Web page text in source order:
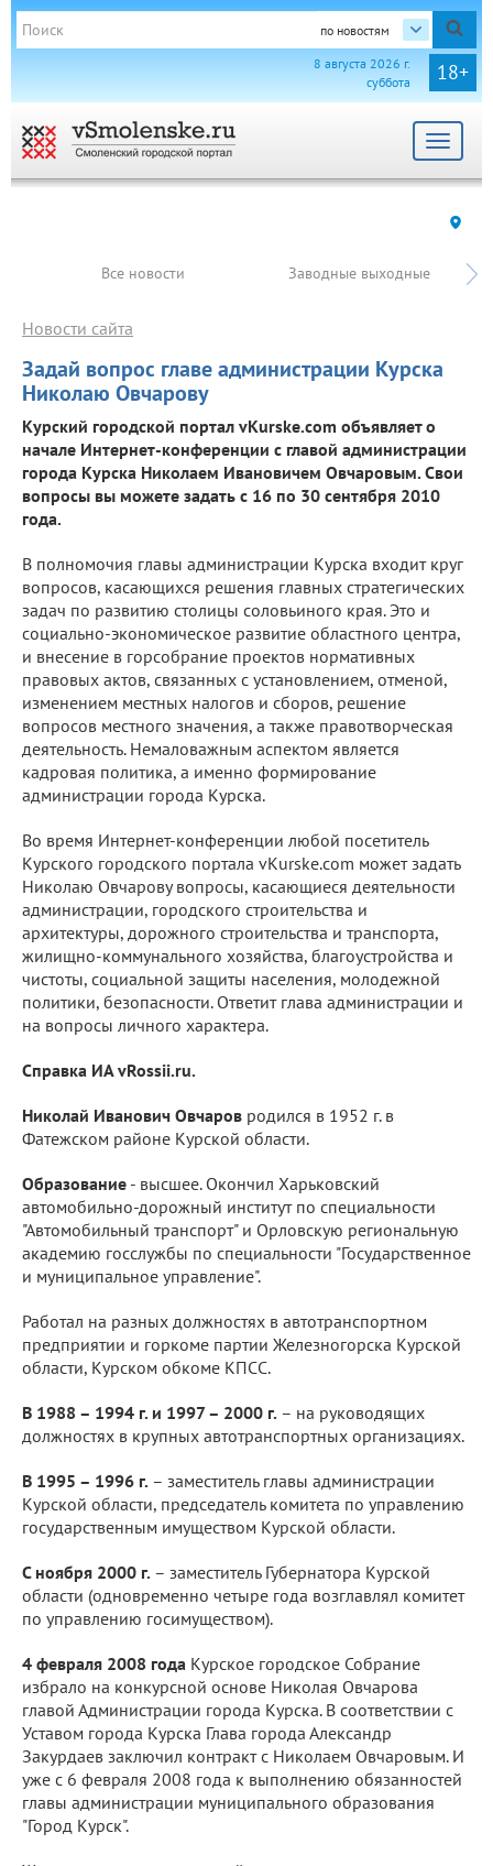
по новостям
18+
8 августа 2026 г.
суббота
Toggle
Все новости Заводные выходные
Задай вопрос главе администрации Курска
Николаю Овчарову
Новости сайта
Курский городской портал vKurske.com объявляет о
начале Интернет-конференции с главой администрации
города Курска Николаем Ивановичем Овчаровым. Свои
вопросы вы можете задать с 16 по 30 сентября 2010
года.
В полномочия главы администрации Курска входит круг
вопросов, касающихся решения главных стратегических
задач по развитию столицы соловьиного края. Это и
социально-экономическое развитие областного центра,
и внесение в горсобрание проектов нормативных
правовых актов, связанных с установлением, отменой,
изменением местных налогов и сборов, решение
вопросов местного значения, а также правотворческая
деятельность. Немаловажным аспектом является
кадровая политика, а именно формирование
администрации города Курска.
Во время Интернет-конференции любой посетитель
Курского городского портала vKurske.com может задать
Николаю Овчарову вопросы, касающиеся деятельности
администрации, городского строительства и
архитектуры, дорожного строительства и транспорта,
жилищно-коммунального хозяйства, благоустройства и
чистоты, социальной защиты населения, молодежной
политики, безопасности. Ответит глава администрации и
на вопросы личного характера.
Справка ИА vRossii.ru.
Николай Иванович Овчаров родился в 1952 г. в
Фатежском районе Курской области.
Образование - высшее. Окончил Харьковский
автомобильно-дорожный институт по специальности
"Автомобильный транспорт" и Орловскую региональную
академию госслужбы по специальности "Государственное
и муниципальное управление".
Работал на разных должностях в автотранспортном
предприятии и горкоме партии Железногорска Курской
области, Курском обкоме КПСС.
В 1988 – 1994 г. и 1997 – 2000 г. – на руководящих
должностях в крупных автотранспортных организациях.
В 1995 – 1996 г. – заместитель главы администрации
Курской области, председатель комитета по управлению
государственным имуществом Курской области.
С ноября 2000 г. – заместитель Губернатора Курской
области (одновременно четыре года возглавлял комитет
по управлению госимуществом).
4 февраля 2008 года Курское городское Собрание
избрало на конкурсной основе Николая Овчарова
главой Администрации города Курска. В соответствии с
Уставом города Курска Глава города Александр
Закурдаев заключил контракт с Николаем Овчаровым. И
уже с 6 февраля 2008 года к выполнению обязанностей
главы администрации муниципального образования
"Город Курск".